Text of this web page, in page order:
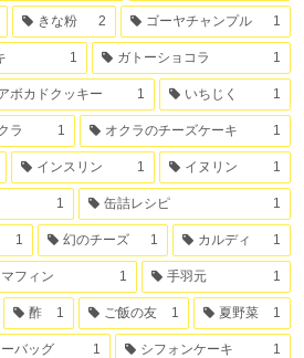
きな粉 2 ゴーヤチャンプル 1
1 ガトーショコラ 1
ボカドクッキー 1 いちじく 1
ラ 1 オクラのチーズケーキ 1
インスリン 1 イヌリン 1
1 缶詰レシピ 1
1 幻のチーズ 1 カルディ 1
マフィン 1 手羽元 1
酢 1 ご飯の友 1 夏野菜 1
バッグ 1 シフォンケーキ 1